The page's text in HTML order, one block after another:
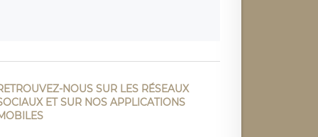
NOUS SUR LES RÉSEAUX
ET SUR NOS APPLICATIONS